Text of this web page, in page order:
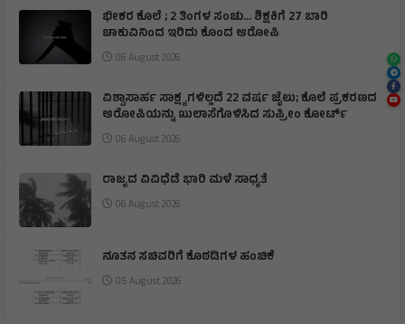
ಭೀಕರ ಕೊಲೆ ; 2 ತಿಂಗಳ ಸಂಚು… ಶಿಕ್ಷಕಿಗೆ 27 ಬಾರಿ
ಚಾಕುವಿನಿಂದ ಇರಿದು ಕೊಂದ ಆರೋಪಿ
06 August 2026
ವಿಶ್ವಾಸಾರ್ಹ ಸಾಕ್ಷ್ಯಗಳಿಲ್ಲದೆ 22 ವರ್ಷ ಜೈಲು; ಕೊಲೆ ಪ್ರಕರಣದ
ಆರೋಪಿಯನ್ನು ಖುಲಾಸೆಗೊಳಿಸಿದ ಸುಪ್ರೀಂ ಕೋರ್ಟ್
06 August 2026
ರಾಜ್ಯದ ವಿವಿಧೆಡೆ ಭಾರಿ ಮಳೆ ಸಾಧ್ಯತೆ
06 August 2026
ನೂತನ ಸಚಿವರಿಗೆ ಕೊಠಡಿಗಳ ಹಂಚಿಕೆ
05 August 2026